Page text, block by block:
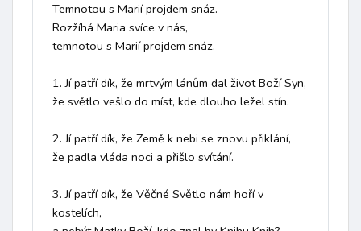
Temnotou s Marií projdem snáz.
Rozžíhá Maria svíce v nás,
temnotou s Marií projdem snáz.
1. Jí patří dík, že mrtvým lánům dal život Boží Syn,
že světlo vešlo do míst, kde dlouho ležel stín.
2. Jí patří dík, že Země k nebi se znovu přiklání,
že padla vláda noci a přišlo svítání.
3. Jí patří dík, že Věčné Světlo nám hoří v
kostelích,